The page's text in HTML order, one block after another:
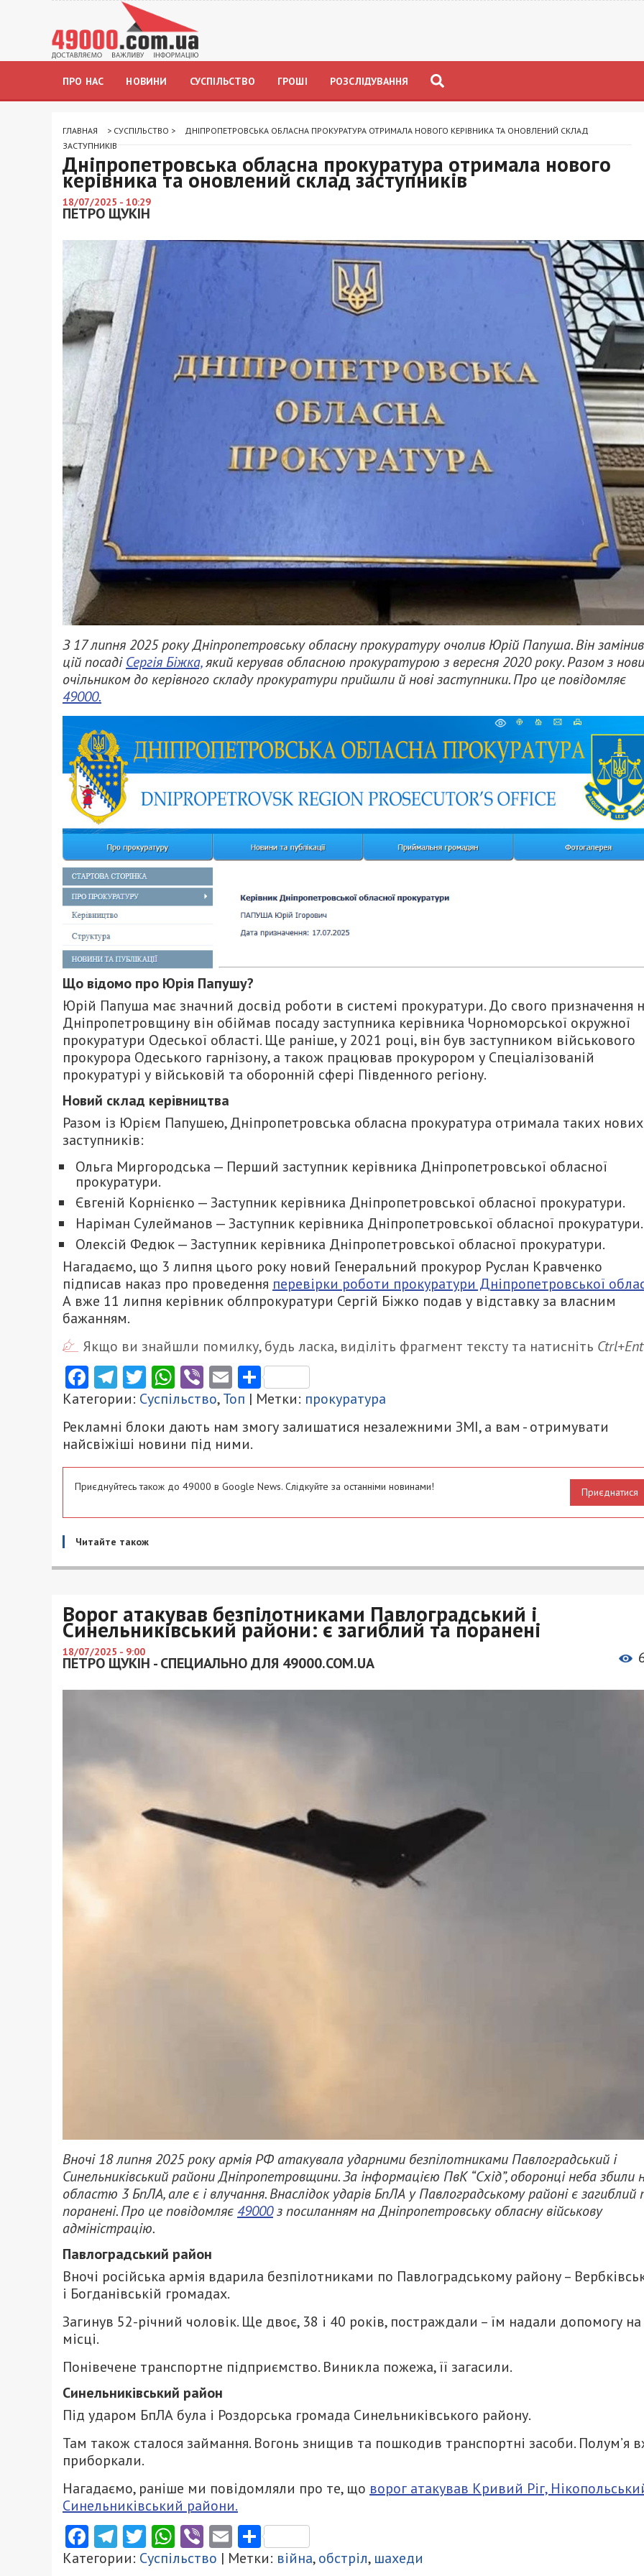
ПРО НАС НОВИНИ СУСПІЛЬСТВО ГРОШІ РОЗСЛІДУВАННЯ
ГЛАВНАЯ > СУСПІЛЬСТВО >
ДНІПРОПЕТРОВСЬКА ОБЛАСНА ПРОКУРАТУРА ОТРИМАЛА НОВОГО КЕРІВНИКА ТА ОНОВЛЕНИЙ СКЛАД
ЗАСТУПНИКІВ
Дніпропетровська обласна прокуратура отримала нового
керівника та оновлений склад заступників
18/07/2025 - 10:29
ПЕТРО ЩУКІН
З 17 липня 2025 року Дніпропетровську обласну прокуратуру очолив Юрій Папуша. Він
цій посадіСергія Біжка,який керував обласною прокуратурою з вересня 2020 року. Разом з
очільником до керівного складу прокуратури прийшли й нові заступники. Про це повідомляє
49000.
Що відомо про Юрія Папушу?
Юрій Папуша має значний досвід роботи в системі прокуратури. До свого призначення
Дніпропетровщину він обіймав посаду заступника керівника Чорноморської окружної
прокуратури Одеської області. Ще раніше, у 2021 році, він був заступником військового
прокурора Одеського гарнізону, а також працював прокурором у Спеціалізованій
прокуратурі у військовій та оборонній сфері Південного регіону.
Новий склад керівництва
Разом із Юрієм Папушею, Дніпропетровська обласна прокуратура отримала таких нових
заступників:
Ольга Миргородська — Перший заступник керівника Дніпропетровської обласної
прокуратури.
Євгеній Корнієнко — Заступник керівника Дніпропетровської обласної прокуратури.
Наріман Сулейманов — Заступник керівника Дніпропетровської обласної прокуратури.
Олексій Федюк — Заступник керівника Дніпропетровської обласної прокуратури.
Нагадаємо, що 3 липня цього року новий Генеральний прокурор Руслан Кравченко
підписав наказ про проведення перевірки роботи прокуратури Дніпропетровської
А вже 11 липня керівник облпрокуратури Сергій Біжко подав у відставку за власним
бажанням.
Якщо ви знайшли помилку, будь ласка, виділіть фрагмент тексту та натисніть
Facebook
Telegram
Twitter
WhatsApp
ViberEmailПоділитися
Категории: Суспільство,Топ | Метки: прокуратура
Рекламні блоки дають нам змогу залишатися незалежними ЗМІ, а вам - отримувати
найсвіжіші новини під ними.
Приєднуйтесь також до 49000 в Google News. Слідкуйте за останніми новинами! Приєднатися
Читайте також
Ворог атакував безпілотниками Павлоградський і
Синельниківський райони: є загиблий та поранені
18/07/2025 - 9:00
ПЕТРО ЩУКІН - СПЕЦИАЛЬНО ДЛЯ 49000.COM.UA
Вночі 18 липня 2025 року армія РФ атакувала ударними безпілотниками Павлоградський і
Синельниківський райони Дніпропетровщини. За інформацією ПвК “Схід”, оборонці неба збили
областю 3 БпЛА, але є і влучання. Внаслідок ударів БпЛА у Павлоградському районі є загиблий
поранені. Про це повідомляє49000з посиланням на Дніпропетровську обласну військову
адміністрацію.
Павлоградський район
Вночі російська армія вдарила безпілотниками по Павлоградському району –
і Богданівській громадах.
Загинув 52-річний чоловік. Ще двоє, 38 і 40 років, постраждали – їм надали допомогу на
місці.
Понівечене транспортне підприємство. Виникла пожежа, її загасили.
Синельниківський район
Під ударом БпЛА була і Роздорська громада Синельниківського району.
Там також сталося займання. Вогонь знищив та пошкодив транспортні засоби. Полум’я
приборкали.
Нагадаємо, раніше ми повідомляли про те, що ворог атакував Кривий Ріг,
Синельниківський райони.
Facebook
Telegram
Twitter
WhatsApp
ViberEmailПоділитися
Категории: Суспільство | Метки: війна,обстріл, шахеди